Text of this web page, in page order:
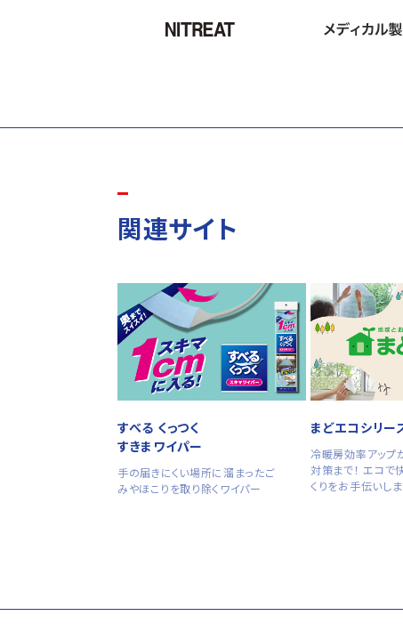
関連サイト
すべる くっつく
すきまワイパー
手の届きにくい場所に溜まったご
みやほこりを取り除くワイパー
まどエコシリー
冷暖房効率アップ
対策まで！ エコで
くりをお手伝いし